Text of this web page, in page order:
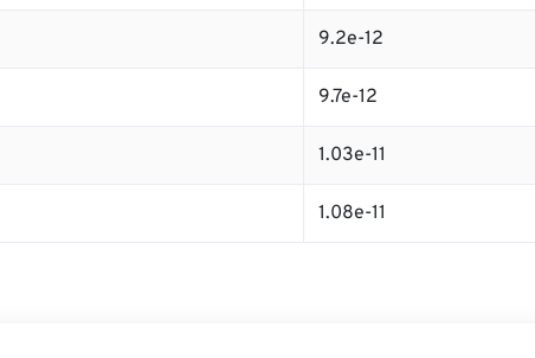
9.2e-12
9.7e-12
1.03e-11
1.08e-11